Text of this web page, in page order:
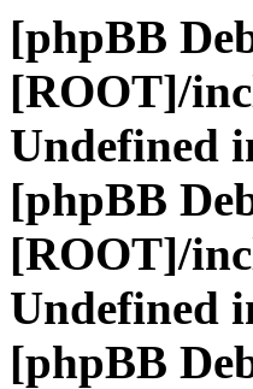
[phpBB
[ROOT]/
Undefined
[phpBB
[ROOT]/
Undefined
[phpBB